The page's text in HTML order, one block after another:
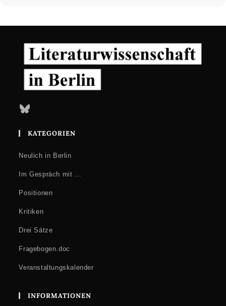
Bluesky
KATEGORIEN
Neulich in Berlin
Im Gespräch mit …
Positionen
Kritiken
Drei Sätze
Fragebogen.doc
Veranstaltungskalender
INFORMATIONEN